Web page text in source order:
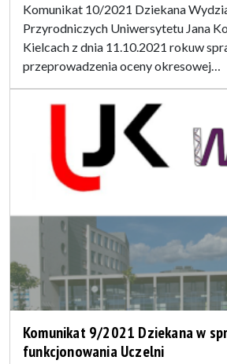
Komunikat 10/2021 Dziekana
Przyrodniczych Uniwersytetu Jana
Kielcach z dnia 11.10.2021 rokuw
przeprowadzenia oceny okresowej…
Komunikat 9/2021 Dziekana w
funkcjonowania Uczelni